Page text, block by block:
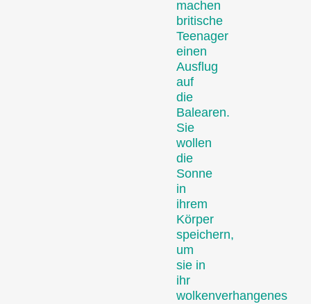
machen
britische
Teenager
einen
Ausflug
auf
die
Balearen.
Sie
wollen
die
Sonne
in
ihrem
Körper
speichern,
um
sie in
ihr
wolkenverhangenes
Das künstlerische Wirken
einer filmschaffenden
Person wird ins
Rampenlicht gestellt.
Spezialprogramme
Kurzfilmprogramme zu
Themen, die unseren